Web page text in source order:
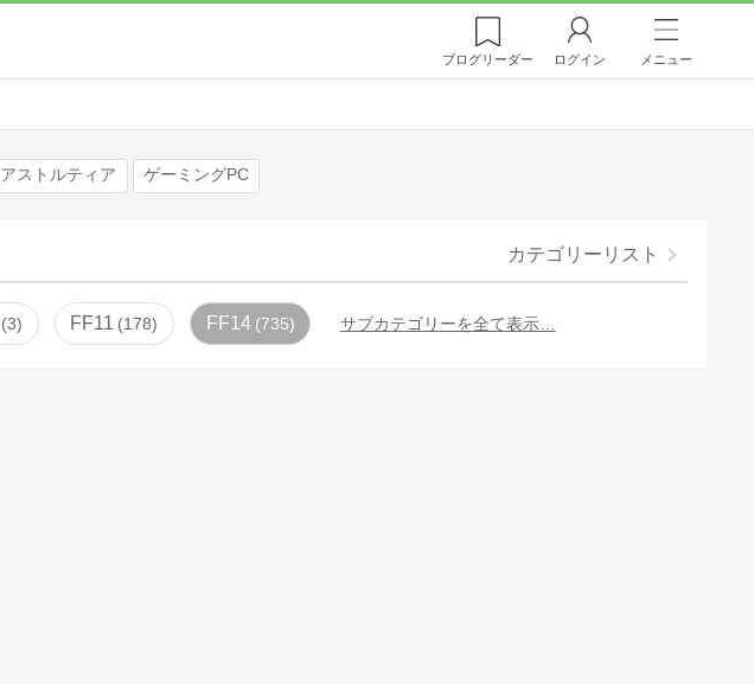
ブログリーダー ログイン メニュー
アストルティア ゲーミングPC
カテゴリーリスト
3 FF11 178 FF14 735 サブカテゴリーを全て表示…